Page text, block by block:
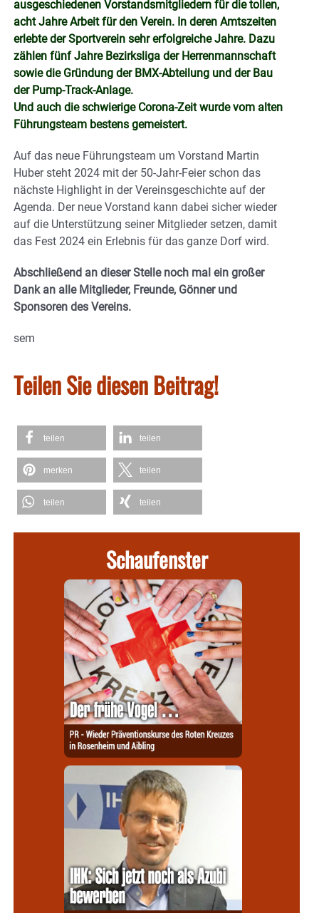
ausgeschiedenen Vorstandsmitgliedern für die tollen,
acht Jahre Arbeit für den Verein. In deren Amtszeiten
erlebte der Sportverein sehr erfolgreiche Jahre. Dazu
zählen fünf Jahre Bezirksliga der Herrenmannschaft
sowie die Gründung der BMX-Abteilung und der Bau
der Pump-Track-Anlage.
Und auch die schwierige Corona-Zeit wurde vom alten
Führungsteam bestens gemeistert.
Auf das neue Führungsteam um Vorstand Martin
Huber steht 2024 mit der 50-Jahr-Feier schon das
nächste Highlight in der Vereinsgeschichte auf der
Agenda. Der neue Vorstand kann dabei sicher wieder
auf die Unterstützung seiner Mitglieder setzen, damit
das Fest 2024 ein Erlebnis für das ganze Dorf wird.
Abschließend an dieser Stelle noch mal ein großer
Dank an alle Mitglieder, Freunde, Gönner und
Sponsoren des Vereins.
sem
Teilen Sie diesen Beitrag!
teilen teilen
merken teilen
teilen teilen
Schaufenster